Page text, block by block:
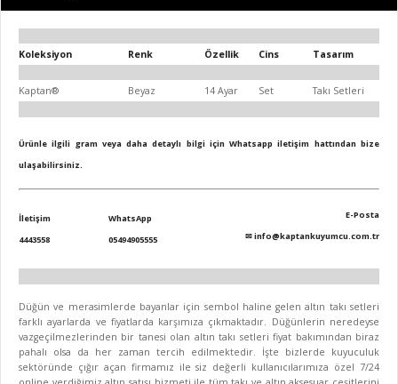
Koleksiyon Renk Özellik Cins Tasarım
Kaptan® Beyaz 14 Ayar Set Takı Setleri
Ürünle ilgili gram veya daha detaylı bilgi için Whatsapp iletişim hattından bize
ulaşabilirsiniz.
İletişim
4443558
WhatsApp
05494905555
E-Posta
✉info@kaptankuyumcu.com.tr
Düğün ve merasimlerde bayanlar için sembol haline gelen altın takı setleri
farklı ayarlarda ve fiyatlarda karşımıza çıkmaktadır. Düğünlerin neredeyse
vazgeçilmezlerinden bir tanesi olan altın takı setleri fiyat bakımından biraz
pahalı olsa da her zaman tercih edilmektedir. İşte bizlerde kuyuculuk
sektöründe çığır açan firmamız ile siz değerli kullanıcılarımıza özel 7/24